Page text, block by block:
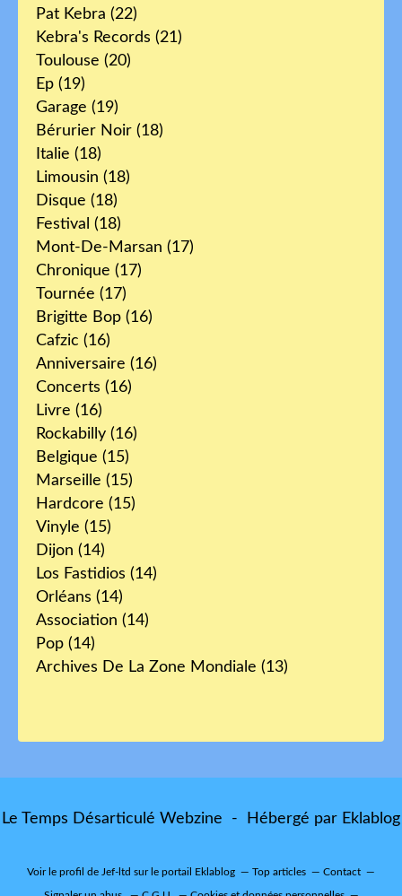
Pat Kebra (22)
Kebra's Records (21)
Toulouse (20)
Ep (19)
Garage (19)
Bérurier Noir (18)
Italie (18)
Limousin (18)
Disque (18)
Festival (18)
Mont-De-Marsan (17)
Chronique (17)
Tournée (17)
Brigitte Bop (16)
Cafzic (16)
Anniversaire (16)
Concerts (16)
Livre (16)
Rockabilly (16)
Belgique (15)
Marseille (15)
Hardcore (15)
Vinyle (15)
Dijon (14)
Los Fastidios (14)
Orléans (14)
Association (14)
Pop (14)
Archives De La Zone Mondiale (13)
Le Temps Désarticulé Webzine - Hébergé par Eklablog
Voir le profil de Jef-ltd sur le portail Eklablog Top articles Contact